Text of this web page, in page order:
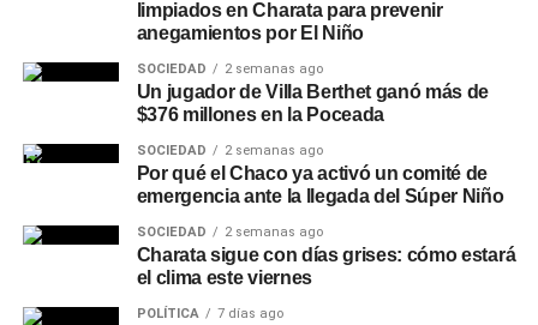
limpiados en Charata para prevenir
anegamientos por El Niño
SOCIEDAD 2 semanas ago
Un jugador de Villa Berthet ganó más de
$376 millones en la Poceada
SOCIEDAD 2 semanas ago
Por qué el Chaco ya activó un comité de
emergencia ante la llegada del Súper Niño
SOCIEDAD 2 semanas ago
Charata sigue con días grises: cómo estará
el clima este viernes
POLÍTICA 7 días ago